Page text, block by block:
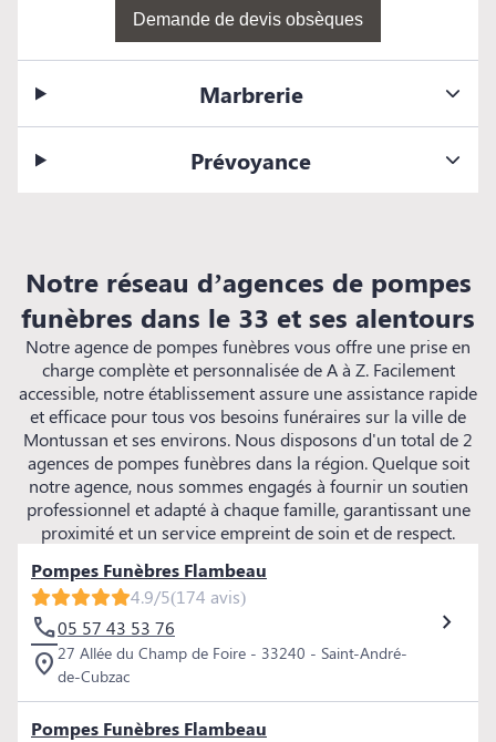
Demande de devis obsèques
Marbrerie
Prévoyance
Notre réseau d’agences de pompes
funèbres dans le 33 et ses alentours
Notre agence de pompes funèbres vous offre une prise en
charge complète et personnalisée de A à Z. Facilement
accessible, notre établissement assure une assistance rapide
et efficace pour tous vos besoins funéraires sur la ville de
Montussan et ses environs. Nous disposons d'un total de 2
agences de pompes funèbres dans la région. Quelque soit
notre agence, nous sommes engagés à fournir un soutien
professionnel et adapté à chaque famille, garantissant une
proximité et un service empreint de soin et de respect.
Pompes Funèbres Flambeau
4.9/5(174 avis)
05 57 43 53 76
27 Allée du Champ de Foire - 33240 - Saint-André-
de-Cubzac
Pompes Funèbres Flambeau